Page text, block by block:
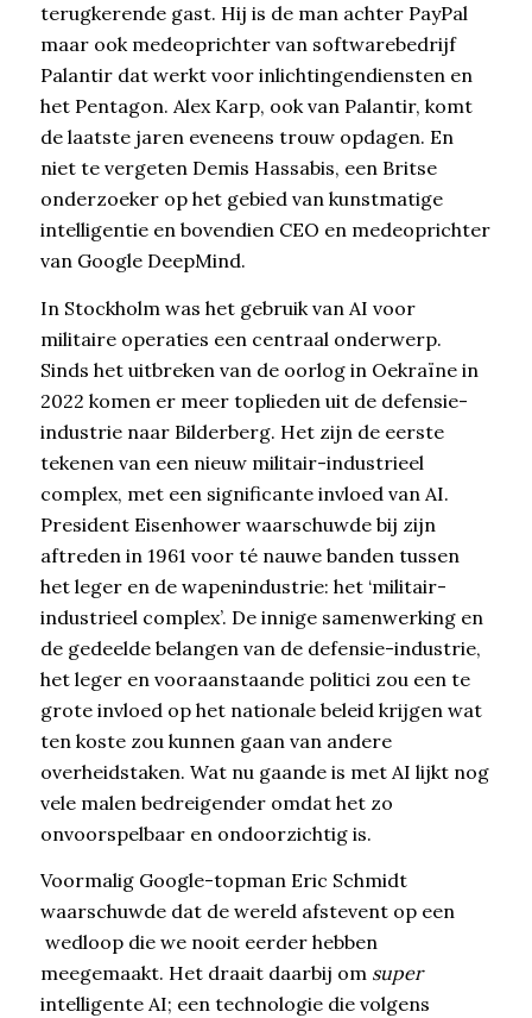
terugkerende gast. Hij is de man achter PayPal
maar ook medeoprichter van softwarebedrijf
Palantir dat werkt voor inlichtingendiensten en
het Pentagon. Alex Karp, ook van Palantir, komt
de laatste jaren eveneens trouw opdagen. En
niet te vergeten Demis Hassabis, een Britse
onderzoeker op het gebied van kunstmatige
intelligentie en bovendien CEO en medeoprichter
van Google DeepMind.
In Stockholm was het gebruik van AI voor
militaire operaties een centraal onderwerp.
Sinds het uitbreken van de oorlog in Oekraïne in
2022 komen er meer toplieden uit de defensie-
industrie naar Bilderberg. Het zijn de eerste
tekenen van een nieuw militair-industrieel
complex, met een significante invloed van AI.
President Eisenhower waarschuwde bij zijn
aftreden in 1961 voor té nauwe banden tussen
het leger en de wapenindustrie: het ‘militair-
industrieel complex’. De innige samenwerking en
de gedeelde belangen van de defensie-industrie,
het leger en vooraanstaande politici zou een te
grote invloed op het nationale beleid krijgen wat
ten koste zou kunnen gaan van andere
overheidstaken. Wat nu gaande is met AI lijkt nog
vele malen bedreigender omdat het zo
onvoorspelbaar en ondoorzichtig is.
Voormalig Google-topman Eric Schmidt
waarschuwde dat de wereld afstevent op een
wedloop die we nooit eerder hebben
meegemaakt. Het draait daarbij om super
intelligente AI; een technologie die volgens